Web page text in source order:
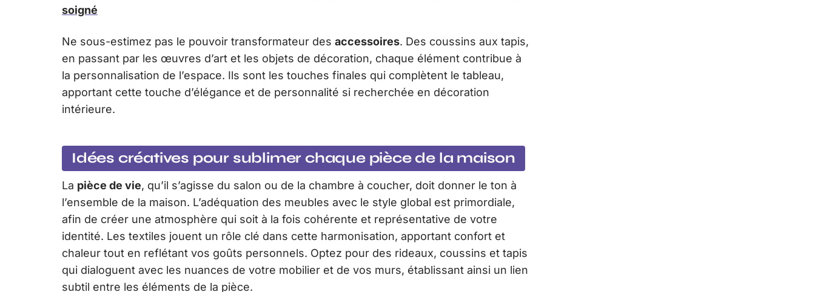
soigné
Ne sous-estimez pas le pouvoir transformateur des accessoires. Des coussins aux tapis,
en passant par les œuvres d’art et les objets de décoration, chaque élément contribue à
la personnalisation de l’espace. Ils sont les touches finales qui complètent le tableau,
apportant cette touche d’élégance et de personnalité si recherchée en décoration
intérieure.
Idées créatives pour sublimer chaque pièce de la maison
La pièce de vie, qu’il s’agisse du salon ou de la chambre à coucher, doit donner le ton à
l’ensemble de la maison. L’adéquation des meubles avec le style global est primordiale,
afin de créer une atmosphère qui soit à la fois cohérente et représentative de votre
identité. Les textiles jouent un rôle clé dans cette harmonisation, apportant confort et
chaleur tout en reflétant vos goûts personnels. Optez pour des rideaux, coussins et tapis
qui dialoguent avec les nuances de votre mobilier et de vos murs, établissant ainsi un lien
subtil entre les éléments de la pièce.